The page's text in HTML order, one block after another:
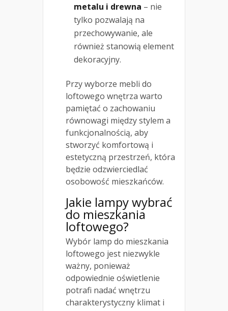
metalu i drewna – nie
tylko pozwalają na
przechowywanie, ale
również stanowią element
dekoracyjny.
Przy wyborze mebli do
loftowego wnętrza warto
pamiętać o zachowaniu
równowagi między stylem a
funkcjonalnością, aby
stworzyć komfortową i
estetyczną przestrzeń, która
będzie odzwierciedlać
osobowość mieszkańców.
Jakie lampy wybrać
do mieszkania
loftowego?
Wybór lamp do mieszkania
loftowego jest niezwykle
ważny, ponieważ
odpowiednie oświetlenie
potrafi nadać wnętrzu
charakterystyczny klimat i